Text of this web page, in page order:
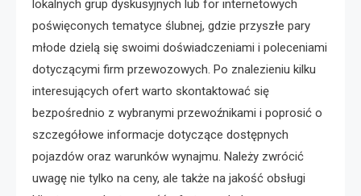
lokalnych grup dyskusyjnych lub for internetowych
poświęconych tematyce ślubnej, gdzie przyszłe pary
młode dzielą się swoimi doświadczeniami i poleceniami
dotyczącymi firm przewozowych. Po znalezieniu kilku
interesujących ofert warto skontaktować się
bezpośrednio z wybranymi przewoźnikami i poprosić o
szczegółowe informacje dotyczące dostępnych
pojazdów oraz warunków wynajmu. Należy zwrócić
uwagę nie tylko na ceny, ale także na jakość obsługi